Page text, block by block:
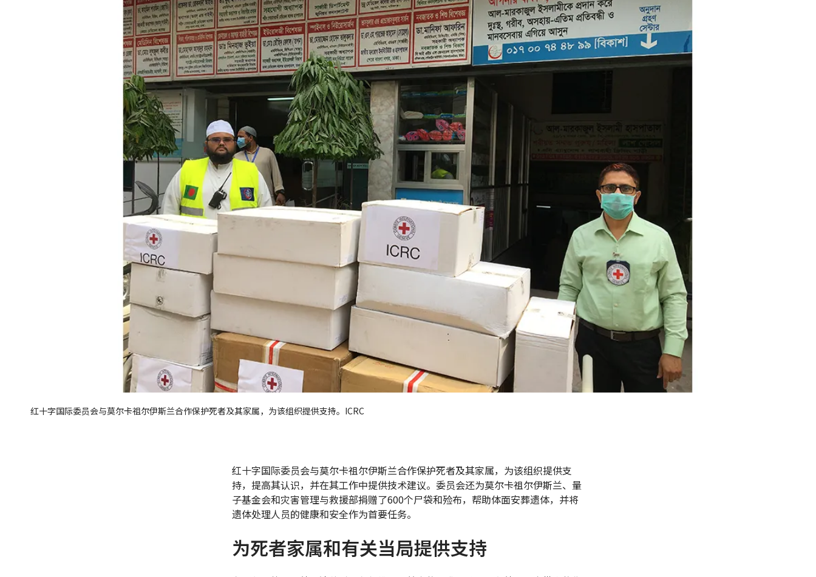
红十字国际委员会与莫尔卡祖尔伊斯兰合作保护死者及其家属，为该组织提供支持。ICRC
红十字国际委员会与莫尔卡祖尔伊斯兰合作保护死者及其家属，为该组织提供支
持，提高其认识，并在其工作中提供技术建议。委员会还为莫尔卡祖尔伊斯兰、量
子基金会和灾害管理与救援部捐赠了600个尸袋和殓布，帮助体面安葬遗体，并将
遗体处理人员的健康和安全作为首要任务。
为死者家属和有关当局提供支持